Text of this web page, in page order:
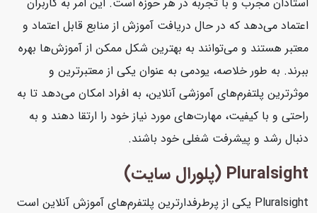
اعتماد می‌دهد که در حال دریافت آموزش از منابع قابل اعتماد و
معتبر هستند و می‌توانند به بهترین شکل ممکن از آموزش‌ها بهره
ببرند. به طور خلاصه، یودمی به عنوان یکی از معتبرترین و
موثرترین پلتفرم‌های آموزشی آنلاین، به افراد امکان می‌دهد تا به
راحتی و با کیفیت، مهارت‌های مورد نیاز خود را ارتقا دهند و به
دنبال رشد و پیشرفت شغلی خود باشند.
Pluralsight (پلورال سایت)
Pluralsight یکی از پرطرفدارترین پلتفرم‌های آموزش آنلاین است